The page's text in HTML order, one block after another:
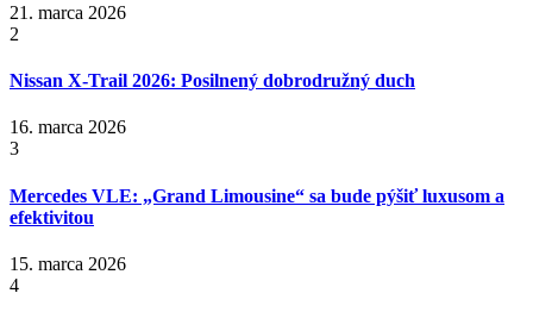
21. marca 2026
2
Nissan X‑Trail 2026: Posilnený dobrodružný duch
16. marca 2026
3
Mercedes VLE: „Grand Limousine“ sa bude pýšiť luxusom a
efektivitou
15. marca 2026
4